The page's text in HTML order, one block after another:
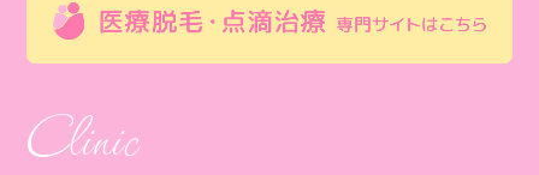
Clinic